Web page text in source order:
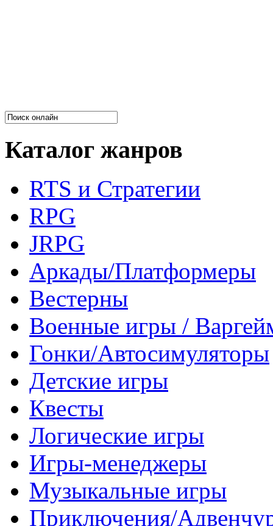
Каталог жанров
RTS и Стратегии
RPG
JRPG
Аркады/Платформеры
Вестерны
Военные игры /
Гонки/Автосимуляторы
Детские игры
Квесты
Логические игры
Игры-менеджеры
Музыкальные игры
Приключения/